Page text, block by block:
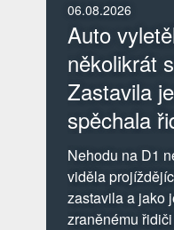
06.08.2026
Auto
několikrát
Zastavila
spěchala
Nehodu na D1
viděla
zastavila a jako
zraněnému